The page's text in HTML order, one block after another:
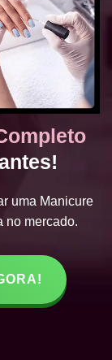
uma Manicure
no mercado.